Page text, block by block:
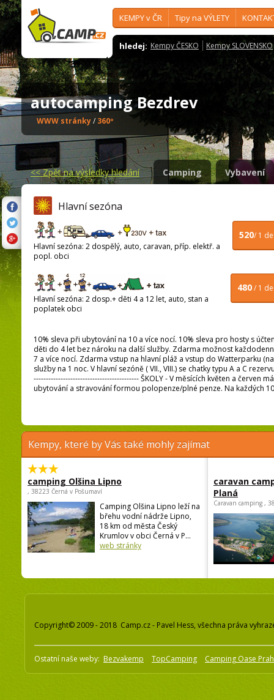
KEMPY v ČR Tipy na VÝLETY
hledej: Kempy ČESKO Kempy SLOVENSKO
autocamping Bezdrev
WWW stránky/ 360º
<<Zpět na výsledky hledání Camping Vybavení
Hlavní sezóna
520/ 1
Hlavní sezóna: 2 dospělý, auto, caravan, příp. elektř. a
popl. obci
480/ 1
Hlavní sezóna: 2 dosp.+ děti 4 a 12 let, auto, stan a
poplatek obci
10% sleva při ubytování na 10 a více nocí. 10% sleva pro hosty s
děti do 4 let bez nároku na další služby. Zdarma možnost
7 a více nocí. Zdarma vstup na hlavní pláž a vstup do Watterparku
služby na 1 noc. V hlavní sezóně ( VII., VIII.) se chatky typu A a C
------------------------------------------- ŠKOLY - V měsících květen a
ubytování a stravování formou polopenze/plné penze. Na každých
Kempy, které by Vás také mohly zajímat
camping Olšina Lipno
, 38223 Černá v Pošumaví
Camping Olšina Lipno leží na
břehu vodní nádrže Lipno,
18 km od města Český
Krumlov v obci Černá v P...
web stránky
caravan
Planá
Caravan camping ,
Copyright© 2009 - 2018 Camp.cz - Pavel Hess, všechna práva
Ostatní naše weby: Bezvakemp TopCamping Camping Oase